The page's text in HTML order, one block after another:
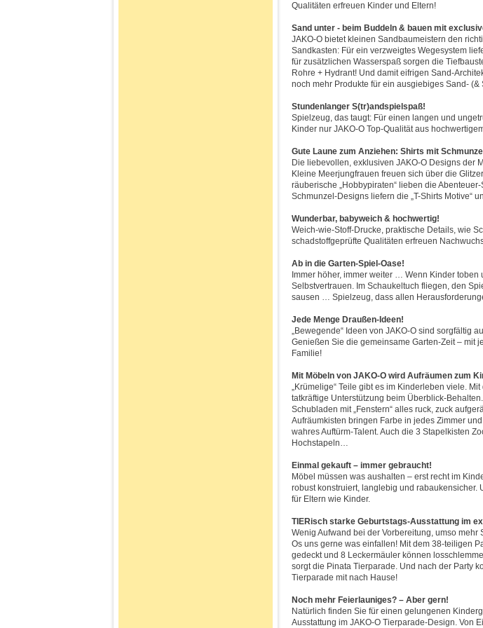
Qualitäten erfreuen Kinder und Eltern!
Sand unter - beim Buddeln & bauen mit
JAKO-O bietet kleinen Sandbaumeistern den
Sandkasten: Für ein verzweigtes Wegesystem
für zusätzlichen Wasserspaß sorgen die
Rohre + Hydrant! Und damit eifrigen Sand-
noch mehr Produkte für ein ausgiebiges Sand-
Stundenlanger S(tr)andspielspaß!
Spielzeug, das taugt: Für einen langen und
Kinder nur JAKO-O Top-Qualität aus
Gute Laune zum Anziehen: Shirts mit
Die liebevollen, exklusiven JAKO-O Designs der
Kleine Meerjungfrauen freuen sich über die
räuberische „Hobbypiraten“ lieben die
Schmunzel-Designs liefern die „T-Shirts Motive“
Wunderbar, babyweich & hochwertig!
Weich-wie-Stoff-Drucke, praktische Details, wie
schadstoffgeprüfte Qualitäten erfreuen
Ab in die Garten-Spiel-Oase!
Immer höher, immer weiter … Wenn Kinder
Selbstvertrauen. Im Schaukeltuch fliegen, den
sausen … Spielzeug, dass allen
Jede Menge Draußen-Ideen!
„Bewegende“ Ideen von JAKO-O sind sorgfältig
Genießen Sie die gemeinsame Garten-Zeit – mit
Familie!
Mit Möbeln von JAKO-O wird Aufräumen zum
„Krümelige“ Teile gibt es im Kinderleben viele.
tatkräftige Unterstützung beim Überblick-
Schubladen mit „Fenstern“ alles ruck, zuck
Aufräumkisten bringen Farbe in jedes Zimmer
wahres Auftürm-Talent. Auch die 3 Stapelkisten
Hochstapeln…
Einmal gekauft – immer gebraucht!
Möbel müssen was aushalten – erst recht im
robust konstruiert, langlebig und rabaukensicher.
für Eltern wie Kinder.
TIERisch starke Geburtstags-Ausstattung im
Wenig Aufwand bei der Vorbereitung, umso
Os uns gerne was einfallen! Mit dem 38-teiligen
gedeckt und 8 Leckermäuler können
sorgt die Pinata Tierparade. Und nach der Party
Tierparade mit nach Hause!
Noch mehr Feierlauniges? – Aber gern!
Natürlich finden Sie für einen gelungenen
Ausstattung im JAKO-O Tierparade-Design. Von